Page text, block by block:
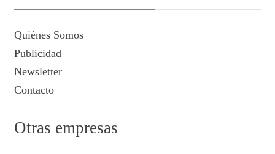
Quiénes Somos
Publicidad
Newsletter
Contacto
Otras empresas